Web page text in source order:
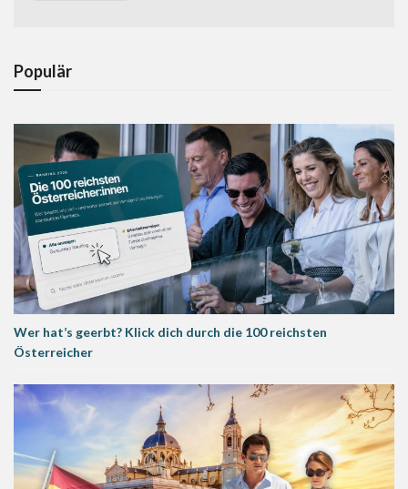
Populär
Wer hat’s geerbt? Klick dich durch die 100 reichsten
Österreicher